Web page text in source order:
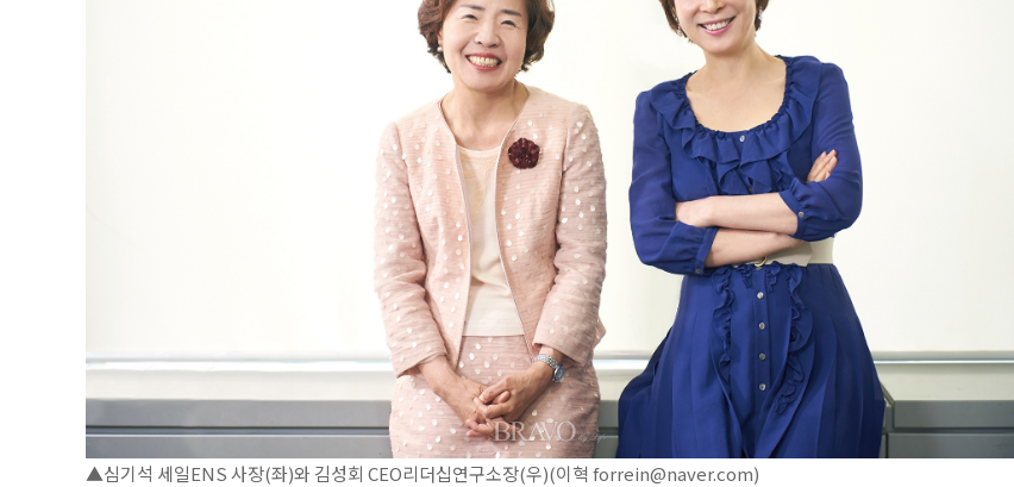
▲심기석 세일ENS 사장(좌)와 김성회 CEO리더십연구소장(우)(이혁 forrein@naver.com)